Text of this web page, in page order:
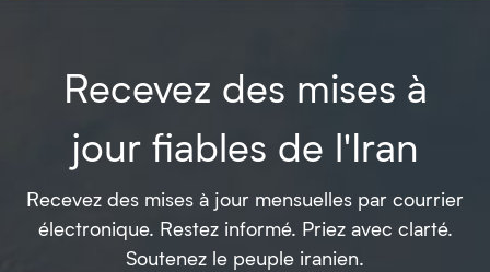
Recevez des mises à
jour fiables de l'Iran
Recevez des mises à jour mensuelles par courrier
électronique. Restez informé. Priez avec clarté.
Soutenez le peuple iranien.